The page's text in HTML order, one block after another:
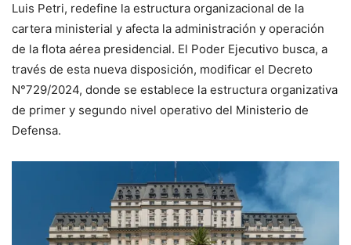
Luis Petri, redefine la estructura organizacional de la
cartera ministerial y afecta la administración y operación
de la flota aérea presidencial. El Poder Ejecutivo busca, a
través de esta nueva disposición, modificar el Decreto
N°729/2024, donde se establece la estructura organizativa
de primer y segundo nivel operativo del Ministerio de
Defensa.